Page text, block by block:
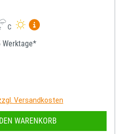
C
Mehr Informationen zum
Werktage*
Versandkosten
WARENKORB